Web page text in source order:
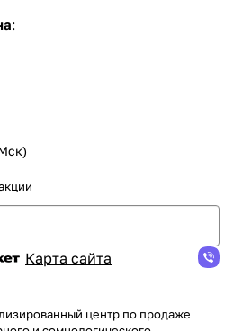
:
Карта сайта
центр по продаже